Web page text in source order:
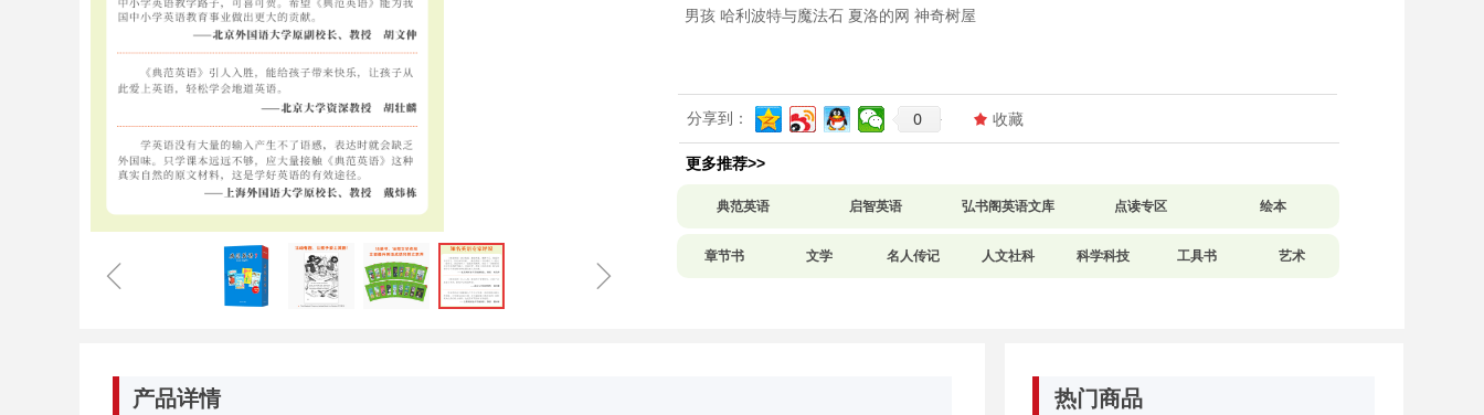
ꁆ ꁇ
男孩 哈利波特与魔法石 夏洛的网 神奇树屋
分享到： 0 끄 收藏
典范英语 启智英语 弘书阁英语文库 点读专区 绘本
章节书 文学 名人传记 人文社科 科学科技 工具书 艺术
更多推荐>>
产品详情 热门商品